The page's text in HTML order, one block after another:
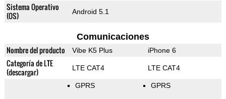
Sistema Operativo
(OS)
Android 5.1
Comunicaciones
Nombre del producto Vibe K5 Plus iPhone 6
Categoría de LTE
(descargar)
LTE CAT4 LTE CAT4
GPRS GPRS